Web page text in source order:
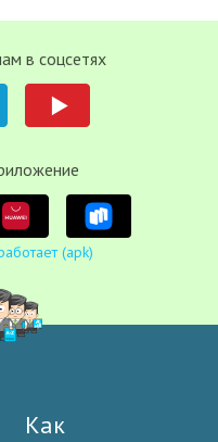
в соцсетях
(apk)
Как